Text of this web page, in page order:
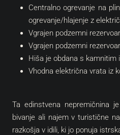
Centralno ogrevanje na
ogrevanje/hlajenje z
Vgrajen podzemni
Vgrajen podzemni
Hiša je obdana s kamnitim
Vhodna električna vrata iz
Ta edinstvena nepremičnina
bivanje ali najem v turistične
razkošja v idili, ki jo ponuja